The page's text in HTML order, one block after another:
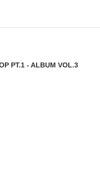
PT.1 - ALBUM VOL.3